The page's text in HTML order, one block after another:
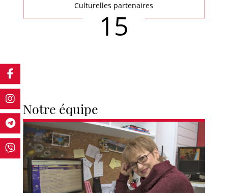
Culturelles partenaires
15
Notre équipe